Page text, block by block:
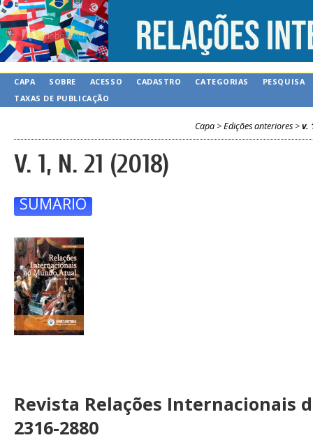
CAPA SOBRE ACESSO CADASTRO CATEGORIAS
PESQUISA
TAXAS DE PUBLICAÇÃO
Capa>Edições anteriores>v.
V. 1, N. 21 (2018)
SUMÁRIO
Revista Relações Internacionais
2316-2880